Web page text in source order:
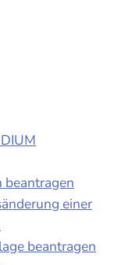
beantragen
einer
beantragen